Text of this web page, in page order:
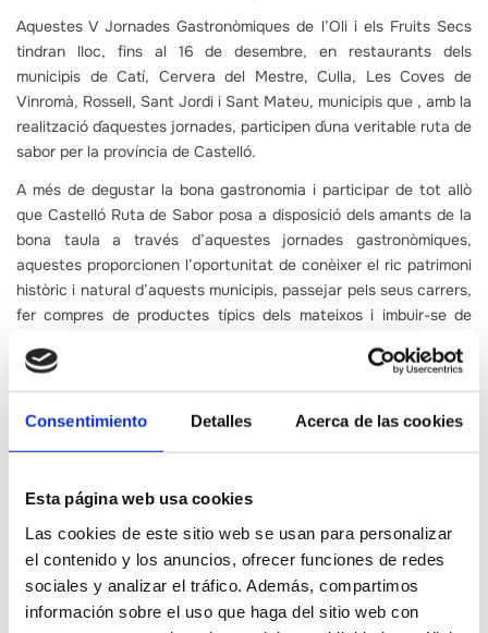
Consentimiento Detalles Acerca de las cookies
Esta página web usa cookies
Las cookies de este sitio web se usan para personalizar
el contenido y los anuncios, ofrecer funciones de redes
sociales y analizar el tráfico. Además, compartimos
información sobre el uso que haga del sitio web con
Aquestes V Jornades Gastronòmiques de l’Oli i els Fruits Secs
tindran lloc, fins al 16 de desembre, en restaurants dels
municipis de Catí, Cervera del Mestre, Culla, Les Coves de
Vinromà, Rossell, Sant Jordi i Sant Mateu, municipis que , amb la
realització d´aquestes jornades, participen d´una veritable ruta de
sabor per la província de Castelló.
A més de degustar la bona gastronomia i participar de tot allò
que Castelló Ruta de Sabor posa a disposició dels amants de la
bona taula a través d’aquestes jornades gastronòmiques,
aquestes proporcionen l’oportunitat de conèixer el ric patrimoni
històric i natural d’aquests municipis, passejar pels seus carrers,
fer compres de productes típics dels mateixos i imbuir-se de
Paquetitzar experiències turístiques vinculades a la gastronomia
Les Jornades Gastronòmiques de l’Oli i els Fruits Secs són un
paquetitzar de manera coordinada amb tots els agents
gastronomia.
Després de quatre anys de trajectòria, la marca de la Diputació
Castelló Ruta de Sabor ha aconseguit aglutinar més de 100